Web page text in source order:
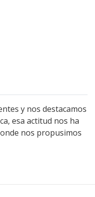
y nos destacamos
esa actitud nos ha
nos propusimos